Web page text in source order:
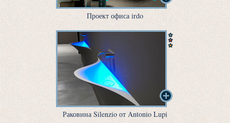
Проект офиса irdo
Раковина Silenzio от Antonio Lupi